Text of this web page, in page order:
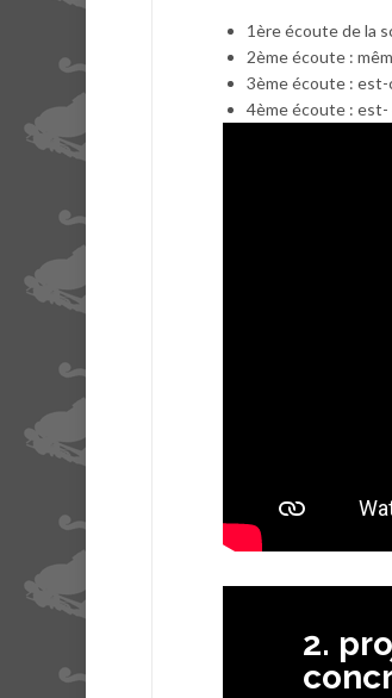
1ère écoute de la
2ème écoute :
3ème écoute : est-
4ème écoute :
2.